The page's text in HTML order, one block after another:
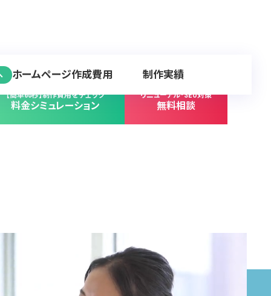
【簡単60秒】制作費用をチェック
料金シミュレーション
リニューアル･SEO対策
無料相談
ホームページ作成費用 制作実績